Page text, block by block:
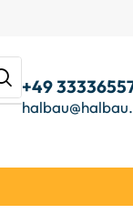
+49